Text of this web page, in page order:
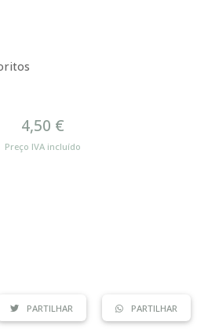
4,50 €
Preço IVA incluído
PARTILHAR PARTILHAR